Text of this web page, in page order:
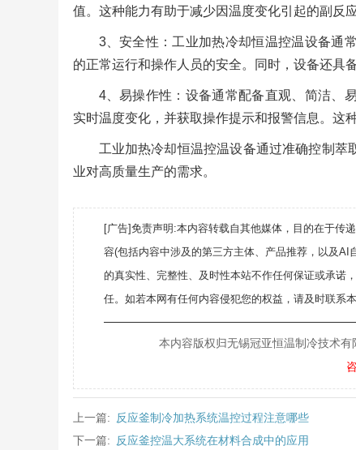
值。这种能力有助于减少因温度变化引起的副反
3、安全性：工业加热冷却恒温控温设备通
的正常运行和操作人员的安全。同时，设备还具
4、易操作性：设备通常配备直观、简洁、
实时温度变化，并获取操作提示和报警信息。这
工业加热冷却恒温控温设备通过准确控制萃
业对高质量生产的需求。
[广告]免责声明:本内容转载自其他媒体，目的在于传
容(包括内容中涉及的第三方主体、产品推荐，以及
的真实性、完整性、及时性本站不作任何保证或承诺
任。如若本网有任何内容侵犯您的权益，请及时联系
本内容版权归无锡冠亚恒温制冷技术
上一篇:
反应釜制冷加热系统温控过程注意哪些
下一篇:
反应釜控温大系统在材料合成中的应用